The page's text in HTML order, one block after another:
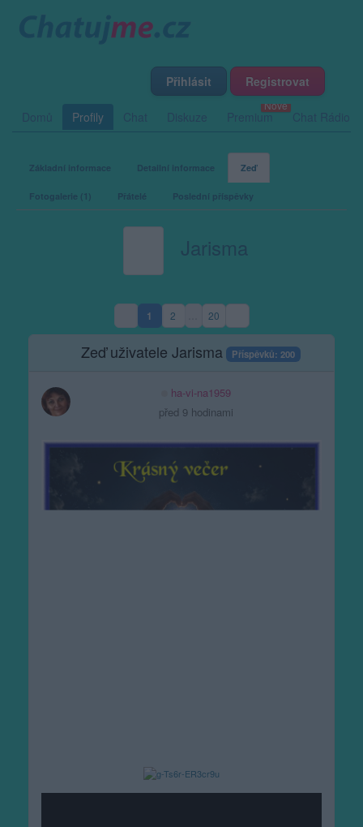
Přihlásit Registrovat
Domů Profily Chat Diskuze Premium Chat Rádio
Základní informace Detailní informace Zeď
Fotogalerie (1) Přátelé Poslední příspěvky
Jarisma
1(aktuální strana)
2 20
Zeď uživatele Jarisma Příspěvků: 200
ha-vi-na1959
před 9 hodinami